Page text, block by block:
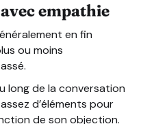
empathie
en fin
ou moins
long de la conversation
d’éléments pour
de son objection.